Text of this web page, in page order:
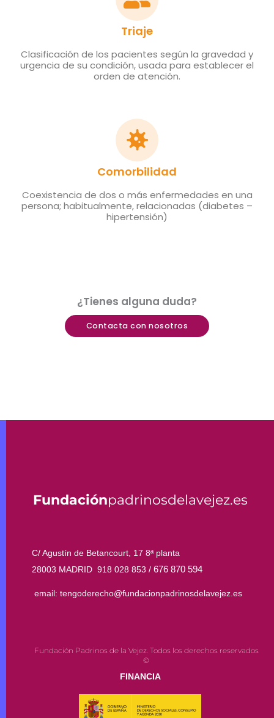
Triaje
Clasificación de los pacientes según la gravedad y
urgencia de su condición, usada para establecer el
orden de atención.
Comorbilidad
Coexistencia de dos o más enfermedades en una
persona; habitualmente, relacionadas (diabetes –
hipertensión)
¿Tienes alguna duda?
Contacta con nosotros
Fundaciónpadrinosdelavejez.es
C/ Agustín de Betancourt, 17 8ª planta
28003 MADRID 918 028 853 /676 870 594
email: tengoderecho@fundacionpadrinosdelavejez.es
Fundación Padrinos de la Vejez. Todos los derechos reservados
©
FINANCIA